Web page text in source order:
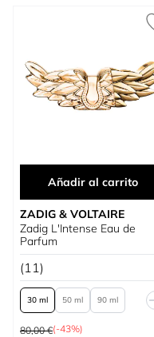
Añadir al carrito
ZADIG & VOLTAIRE
Zadig L'Intense Eau de
Parfum
(11)
30 ml 50 ml 90 ml
Refill 150 ml
Precio habitual
80,00 €(-43%)